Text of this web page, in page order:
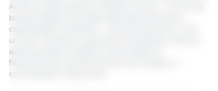
América Latina possui condições únicas — como sua
biodiversidade, biomassa, base agroindustrial e
capacidades científicas — para se posicionar como
um ator relevante na bioeconomia global, embora
ainda persistam desafios relacionados ao
financiamento, escalonamento tecnológico e
coordenação institucional.